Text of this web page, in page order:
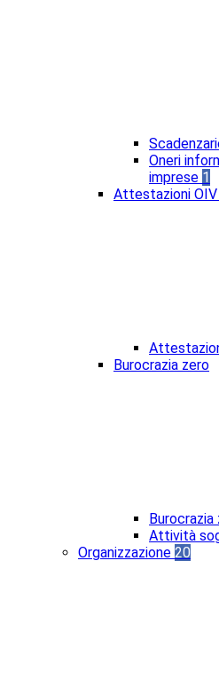
Oneri
imprese 1
Attestazioni
Burocrazia zero
Burocrazia
Attività
Organizzazione 20